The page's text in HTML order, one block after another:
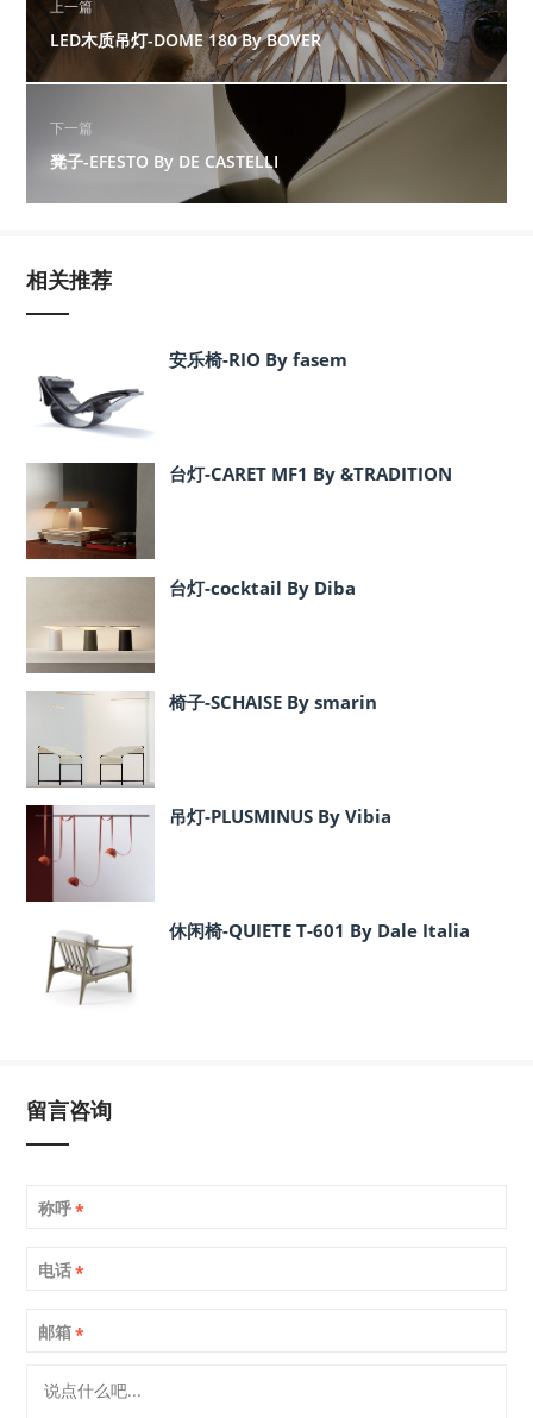
上一篇
LED木质吊灯-DOME 180 By BOVER
下一篇
凳子-EFESTO By DE CASTELLI
相关推荐
安乐椅-RIO By fasem
台灯-CARET MF1 By &TRADITION
台灯-cocktail By Diba
椅子-SCHAISE By smarin
吊灯-PLUSMINUS By Vibia
休闲椅-QUIETE T-601 By Dale Italia
留言咨询
称呼*
电话*
邮箱*